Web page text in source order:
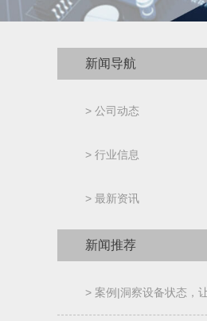
新闻导航
> 公司动态
> 行业信息
> 最新资讯
新闻推荐
> 案例|洞察设备状态，